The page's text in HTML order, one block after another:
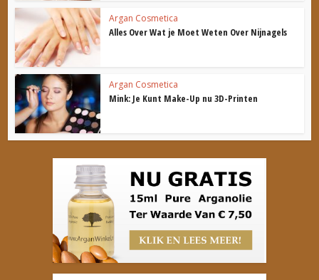
Argan Cosmetica
Alles Over Wat je Moet Weten Over Nijnagels
Argan Cosmetica
Mink: Je Kunt Make-Up nu 3D-Printen